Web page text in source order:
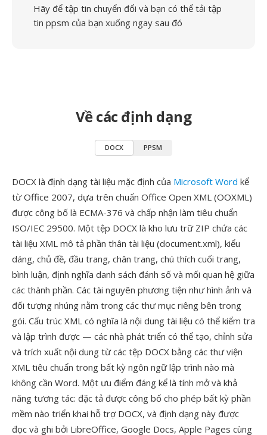
Hãy để tập tin chuyển đổi và bạn có thể tải tập
tin ppsm của bạn xuống ngay sau đó
Về các định dạng
DOCX PPSM
DOCX là định dạng tài liệu mặc định của Microsoft Word kể
từ Office 2007, dựa trên chuẩn Office Open XML (OOXML)
được công bố là ECMA-376 và chấp nhận làm tiêu chuẩn
ISO/IEC 29500. Một tệp DOCX là kho lưu trữ ZIP chứa các
tài liệu XML mô tả phần thân tài liệu (document.xml), kiểu
dáng, chủ đề, đầu trang, chân trang, chú thích cuối trang,
bình luận, định nghĩa danh sách đánh số và mối quan hệ giữa
các thành phần. Các tài nguyên phương tiện như hình ảnh và
đối tượng nhúng nằm trong các thư mục riêng bên trong
gói. Cấu trúc XML có nghĩa là nội dung tài liệu có thể kiểm tra
và lập trình được — các nhà phát triển có thể tạo, chỉnh sửa
và trích xuất nội dung từ các tệp DOCX bằng các thư viện
XML tiêu chuẩn trong bất kỳ ngôn ngữ lập trình nào mà
không cần Word. Một ưu điểm đáng kể là tính mở và khả
năng tương tác: đặc tả được công bố cho phép bất kỳ phần
mềm nào triển khai hỗ trợ DOCX, và định dạng này được
đọc và ghi bởi LibreOffice, Google Docs, Apple Pages cùng